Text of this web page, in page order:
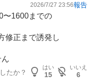
2026/7/27 23:56報告
〜1600までの
修正まで誘発し
たか？
はい
15
いいえ
6